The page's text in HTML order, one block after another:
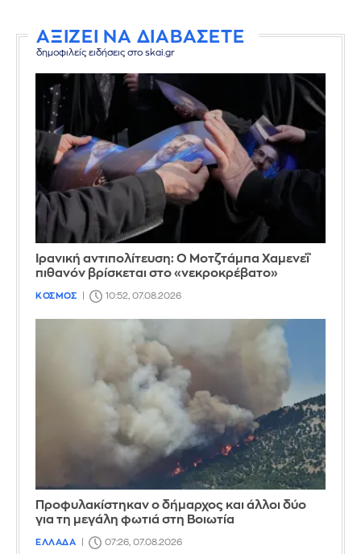
ΑΞΙΖΕΙ ΝΑ ΔΙΑΒΑΣΕΤΕ
δημοφιλείς ειδήσεις στο skai.gr
Ιρανική αντιπολίτευση: Ο Μοτζτάμπα Χαμενεΐ
πιθανόν βρίσκεται στο «νεκροκρέβατο»
ΚΟΣΜΟΣ 10:52, 07.08.2026
Προφυλακίστηκαν ο δήμαρχος και άλλοι δύο
για τη μεγάλη φωτιά στη Βοιωτία
ΕΛΛΑΔΑ 07:26, 07.08.2026